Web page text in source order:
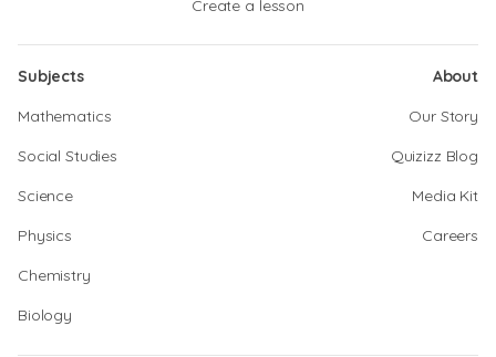
Create a lesson
Subjects
Mathematics
Social Studies
Science
Physics
Chemistry
Biology
About
Our Story
Quizizz Blog
Media Kit
Careers